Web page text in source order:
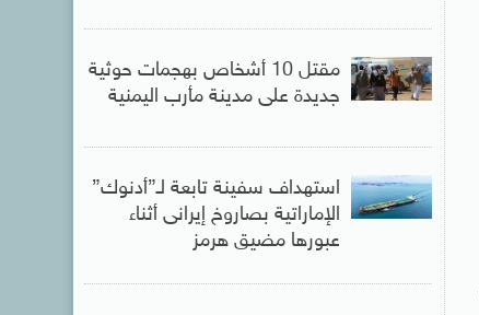
مقتل 10 أشخاص بهجمات حوثية
جديدة على مدينة مأرب اليمنية
استهداف سفينة تابعة لـ”أدنوك”
الإماراتية بصاروخ إيرانى أثناء
عبورها مضيق هرمز